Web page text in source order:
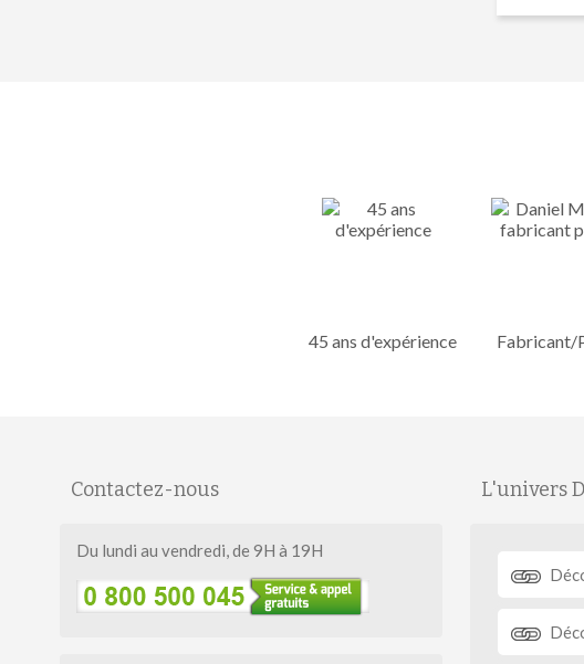
45 ans d'expérience Fabricant/
Contactez-nous
Du lundi au vendredi, de 9H à 19H
L'univers